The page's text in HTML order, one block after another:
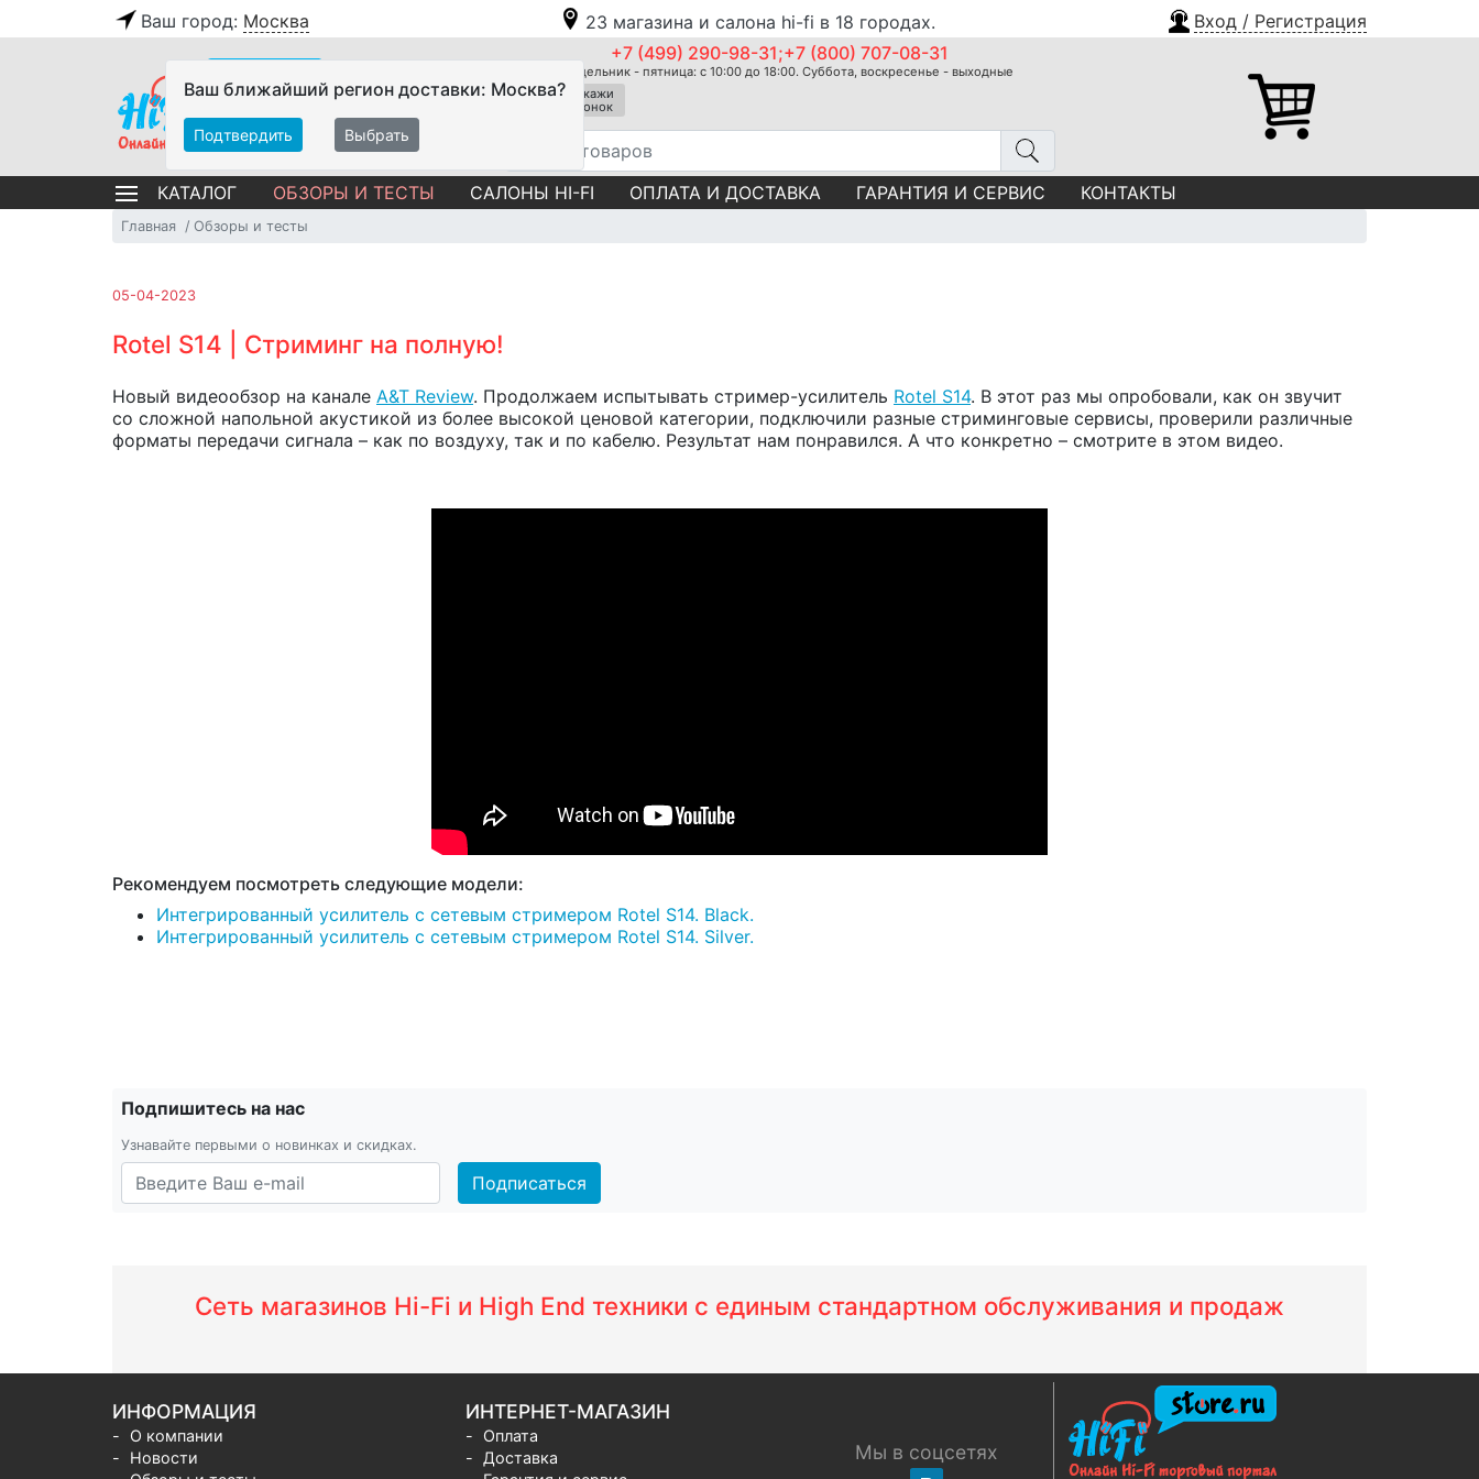
Ваш город: Москва 23 магазина и салона hi-fi в 18 городах. Вход / Регистрация
Ваш ближайший регион доставки: Москва?
Подтвердить Выбрать
+7 (499) 290-98-31;+7 (800) 707-08-31
Понедельник - пятница: с 10:00 до 18:00. Суббота, воскресенье - выходные
Закажи
звонок
КАТАЛОГ ОБЗОРЫ И ТЕСТЫ САЛОНЫ HI-FI ОПЛАТА И ДОСТАВКА ГАРАНТИЯ И СЕРВИС КОНТАКТЫ
Главная Обзоры и тесты
05-04-2023
Rotel S14 | Стриминг на полную!
Новый видеообзор на канале A&T Review. Продолжаем испытывать стример-усилитель Rotel S14. В этот раз мы опробовали, как он звучит
со сложной напольной акустикой из более высокой ценовой категории, подключили разные стриминговые сервисы, проверили различные
форматы передачи сигнала – как по воздуху, так и по кабелю. Результат нам понравился. А что конкретно – смотрите в этом видео.
Рекомендуем посмотреть следующие модели:
Интегрированный усилитель с сетевым стримером Rotel S14. Black.
Интегрированный усилитель с сетевым стримером Rotel S14. Silver.
Подпишитесь на нас
Узнавайте первыми о новинках и скидках.
Подписаться
Сеть магазинов Hi-Fi и High End техники с единым стандартном обслуживания и продаж
ИНФОРМАЦИЯ
О компании
Новости
ИНТЕРНЕТ-МАГАЗИН
Оплата
Доставка
Мы в соцсетях